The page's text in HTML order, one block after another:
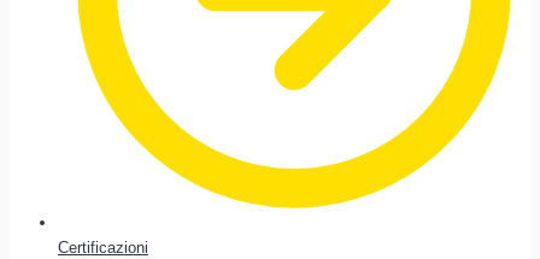
Certificazioni